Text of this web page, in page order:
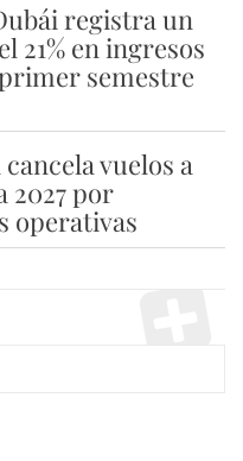
registra un
21% en ingresos
semestre
vuelos a
2027 por
operativas